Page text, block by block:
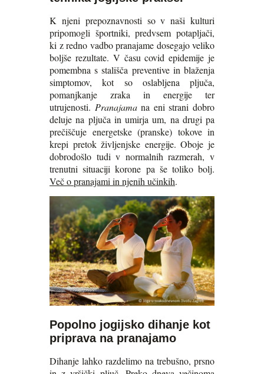
K njeni prepoznavnosti so v naši kulturi
pripomogli športniki, predvsem potapljači,
ki z redno vadbo pranajame dosegajo veliko
boljše rezultate. V času covid epidemije je
pomembna s stališča preventive in blaženja
simptomov, kot so oslabljena pljuča,
pomanjkanje zraka in energije ter
utrujenosti. Pranajamana eni strani dobro
deluje na pljuča in umirja um, na drugi pa
prečiščuje energetske (pranske) tokove in
krepi pretok življenjske energije. Oboje je
dobrodošlo tudi v normalnih razmerah, v
trenutni situaciji korone pa še toliko bolj.
Več o pranajami in njenih učinkih.
Popolno jogijsko dihanje kot
priprava na pranajamo
Dihanje lahko razdelimo na trebušno, prsno